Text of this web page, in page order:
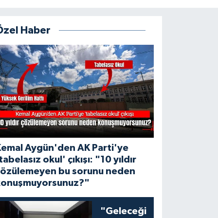
Haber
Aygün'den AK Parti'ye
okul' çıkışı: "10 yıldır
bu sorunu neden
"Geleceği